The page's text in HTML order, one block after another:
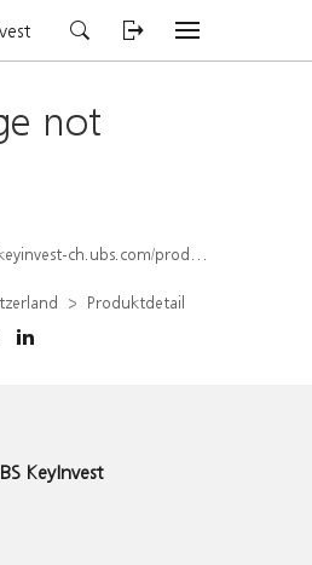
not
ch.ubs.com/produkt/detail/index/isin/CH1578796349
Produktdetail
KeyInvest